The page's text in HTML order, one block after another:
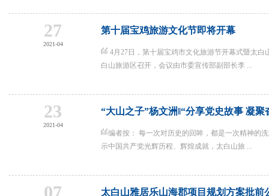
27
2021-04
第十届宝鸡旅游文化节即将开幕
4月27日，第十届宝鸡市文化旅游节开幕式暨太
白山旅游区召开，会议由市委宣传部副部长李 ...
23
2021-04
“大山之子”杨文洲‖“分享党史故事 凝聚
编者按： 每一次对历史的回眸，都是一次精神的
示中国共产党光辉历程、辉煌成就，太白山旅 ...
太白山雅居乐山海郡项目规划方案批前